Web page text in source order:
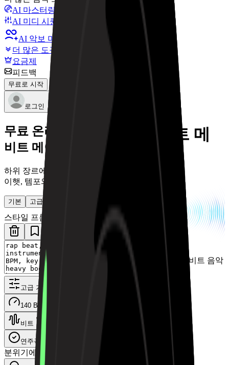
AI 마스터링
AI 미디 시퀀서
AI 악보 미디 변환
더 많은 도구
요금제
피드백
무료로 시작
로그인
무료 온라인 AI 랩
비트 메이커
하위 장르에서 시작해 808, 하
이햇, 템포와 키를 조절하세요.
기본 고급
스타일 프롬프트
고급 기능
140 BPM · C 단조
비트
연주곡만
분위기에서 시작하기
AI 랩 비트 메
저희 AI가 생성한 랩 비트 음악